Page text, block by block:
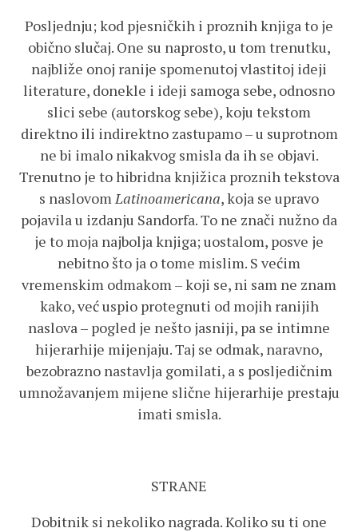
Posljednju; kod pjesničkih i proznih knjiga to je
obično slučaj. One su naprosto, u tom trenutku,
najbliže onoj ranije spomenutoj vlastitoj ideji
literature, donekle i ideji samoga sebe, odnosno
slici sebe (autorskog sebe), koju tekstom
direktno ili indirektno zastupamo – u suprotnom
ne bi imalo nikakvog smisla da ih se objavi.
Trenutno je to hibridna knjižica proznih tekstova
s naslovomLatinoamericana, koja se upravo
pojavila u izdanju Sandorfa. To ne znači nužno da
je to moja najbolja knjiga; uostalom, posve je
nebitno što ja o tome mislim. S većim
vremenskim odmakom – koji se, ni sam ne znam
kako, već uspio protegnuti od mojih ranijih
naslova – pogled je nešto jasniji, pa se intimne
hijerarhije mijenjaju. Taj se odmak, naravno,
bezobrazno nastavlja gomilati, a s posljedičnim
umnožavanjem mijene slične hijerarhije prestaju
imati smisla.
STRANE
Dobitnik si nekoliko nagrada. Koliko su ti one